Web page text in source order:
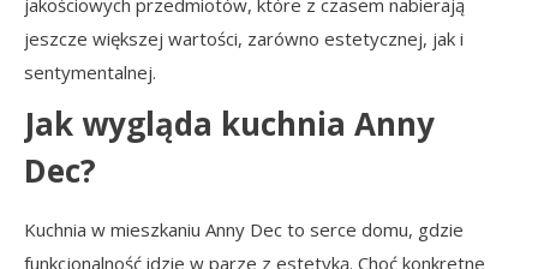
jakościowych przedmiotów, które z czasem nabierają
jeszcze większej wartości, zarówno estetycznej, jak i
sentymentalnej.
Jak wygląda kuchnia Anny
Dec?
Kuchnia w mieszkaniu Anny Dec to serce domu, gdzie
funkcjonalność idzie w parze z estetyką. Choć konkretne